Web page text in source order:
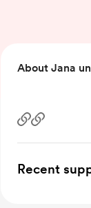
About Jana
Recent